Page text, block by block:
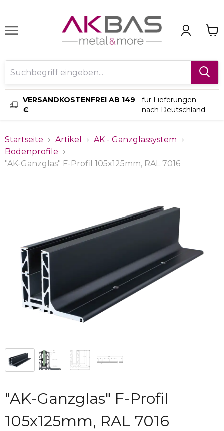
VERSANDKOSTENFREI AB 149
€
für Lieferungen
nach Deutschland
Startseite Artikel
AK - Ganzglassystem
Bodenprofile
"AK-Ganzglas" F-Profil 105x125mm, RAL 7016
"AK-Ganzglas" F-Profil
105x125mm, RAL 7016